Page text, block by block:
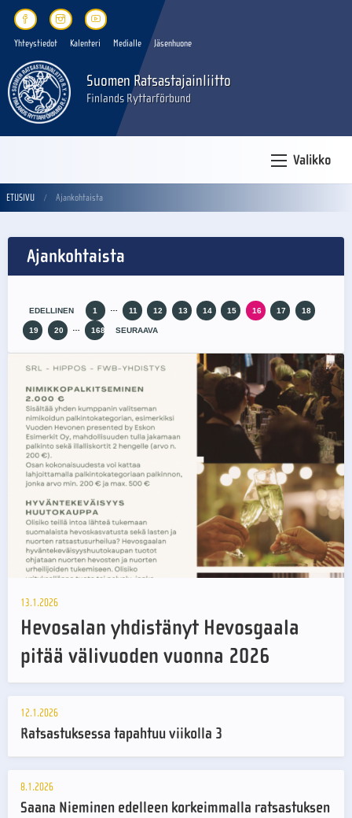
Yhteystiedot Kalenteri Medialle Jäsenhuone
Suomen Ratsastajainliitto
Finlands Ryttarförbund
Valikko
ETUSIVU Ajankohtaista
Ajankohtaista
EDELLINEN 1 11 12 13 14 15 16 17 18
19 20 168 SEURAAVA
13.1.2026
Hevosalan yhdistänyt Hevosgaala
pitää välivuoden vuonna 2026
12.1.2026
Ratsastuksessa tapahtuu viikolla 3
8.1.2026
Saana Nieminen edelleen korkeimmalla ratsastuksen